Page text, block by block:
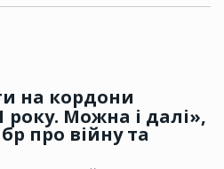
на кордони
року. Можна і далі»,
про війну та